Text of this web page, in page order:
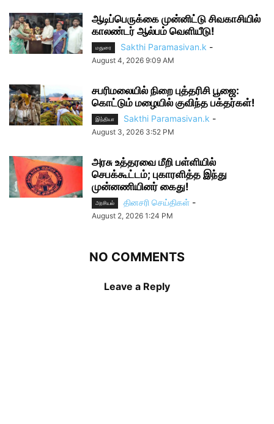
ஆடிப்பெருக்கை முன்னிட்டு சிவகாசியில்
காலண்டர் ஆல்பம் வெளியீடு!
மதுரை Sakthi Paramasivan.k -
August 4, 2026 9:09 AM
சபரிமலையில் நிறை புத்தரிசி பூஜை:
கொட்டும் மழையில் குவிந்த பக்தர்கள்!
இந்தியா Sakthi Paramasivan.k -
August 3, 2026 3:52 PM
அரசு உத்தரவை மீறி பள்ளியில்
செபக்கூட்டம்; புகாரளித்த இந்து
முன்னணியினர் கைது!
அரசியல் தினசரி செய்திகள் -
August 2, 2026 1:24 PM
NO COMMENTS
Leave a Reply